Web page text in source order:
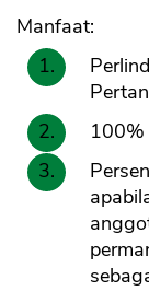
Manfaat:
100%